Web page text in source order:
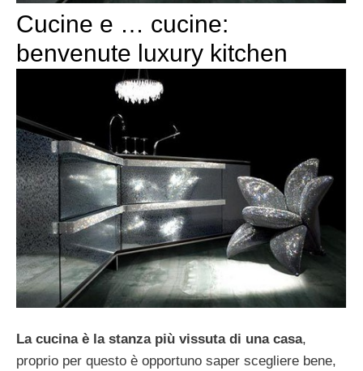
Cucine e … cucine:
benvenute luxury kitchen
La cucina è la stanza più vissuta di una casa,
proprio per questo è opportuno saper scegliere bene,